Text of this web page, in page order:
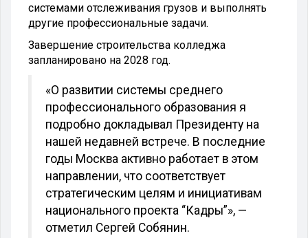
системами отслеживания грузов и выполнять
другие профессиональные задачи.
Завершение строительства колледжа
запланировано на 2028 год.
«О развитии системы среднего
профессионального образования я
подробно докладывал Президенту на
нашей недавней встрече. В последние
годы Москва активно работает в этом
направлении, что соответствует
стратегическим целям и инициативам
национального проекта “Кадры”», —
отметил Сергей Собянин.